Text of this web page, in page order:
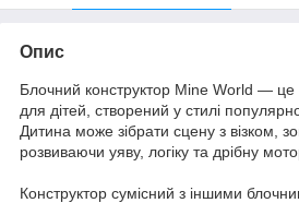
Опис
Блочний конструктор Mine World — це
для дітей, створений у стилі
Дитина може зібрати сцену з візком,
розвиваючи уяву, логіку та дрібну
Конструктор сумісний з іншими